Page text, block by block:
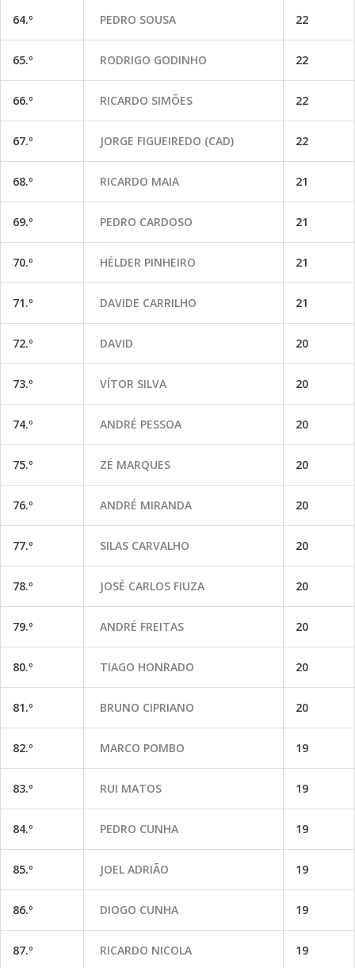
64.º PEDRO SOUSA 22
65.º RODRIGO GODINHO 22
66.º RICARDO SIMÕES 22
67.º JORGE FIGUEIREDO (CAD) 22
68.º RICARDO MAIA 21
69.º PEDRO CARDOSO 21
70.º HÉLDER PINHEIRO 21
71.º DAVIDE CARRILHO 21
72.º DAVID 20
73.º VÍTOR SILVA 20
74.º ANDRÉ PESSOA 20
75.º ZÉ MARQUES 20
76.º ANDRÉ MIRANDA 20
77.º SILAS CARVALHO 20
78.º JOSÉ CARLOS FIUZA 20
79.º ANDRÉ FREITAS 20
80.º TIAGO HONRADO 20
81.º BRUNO CIPRIANO 20
82.º MARCO POMBO 19
83.º RUI MATOS 19
84.º PEDRO CUNHA 19
85.º JOEL ADRIÃO 19
86.º DIOGO CUNHA 19
87.º RICARDO NICOLA 19